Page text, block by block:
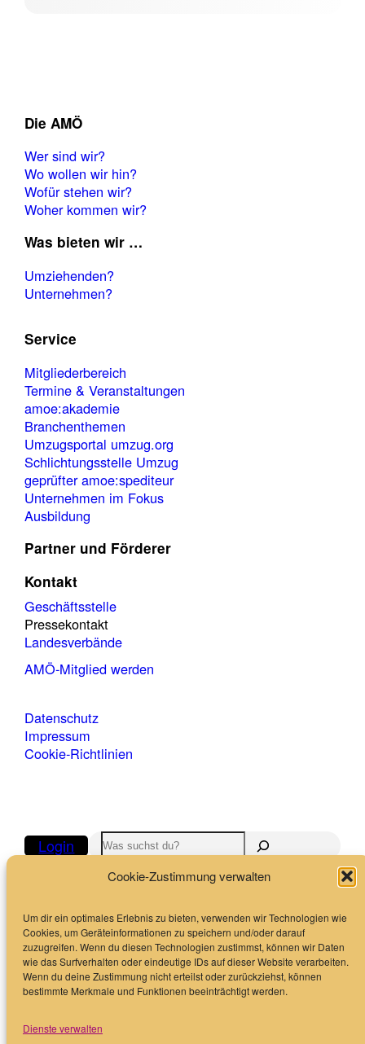
Cookie-Zustimmung verwalten
Um dir ein optimales Erlebnis zu bieten, verwenden wir Technologien wie
Cookies, um Geräteinformationen zu speichern und/oder darauf
zuzugreifen. Wenn du diesen Technologien zustimmst, können wir Daten
wie das Surfverhalten oder eindeutige IDs auf dieser Website verarbeiten.
Wenn du deine Zustimmung nicht erteilst oder zurückziehst, können
bestimmte Merkmale und Funktionen beeinträchtigt werden.
Dienste verwalten
Die AMÖ
Wer sind wir?
Wo wollen wir hin?
Wofür stehen wir?
Woher kommen wir?
Was bieten wir …
Umziehenden?
Unternehmen?
Service
Mitgliederbereich
Termine & Veranstaltungen
amoe:akademie
Branchenthemen
Umzugsportal umzug.org
Schlichtungsstelle Umzug
geprüfter amoe:spediteur
Unternehmen im Fokus
Ausbildung
Partner und Förderer
Kontakt
Geschäftsstelle
Pressekontakt
Landesverbände
AMÖ-Mitglied werden
Datenschutz
Impressum
Cookie-Richtlinien
Login Suchen
Folge uns
LinkedIn
YouTube
Bundesverband Möbelspedition und Logistik (AMÖ)